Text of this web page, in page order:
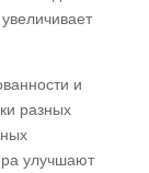
и
разных
улучшают